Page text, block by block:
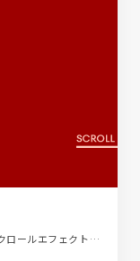
インテリア・家具・雑貨・家電、カラフル、スクロールエフェクト、タイポグラフィー、ファッション・ビューティー、ポップ